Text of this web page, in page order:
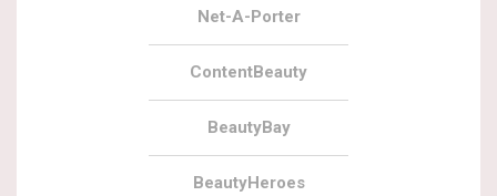
Net-A-Porter
ContentBeauty
BeautyBay
BeautyHeroes